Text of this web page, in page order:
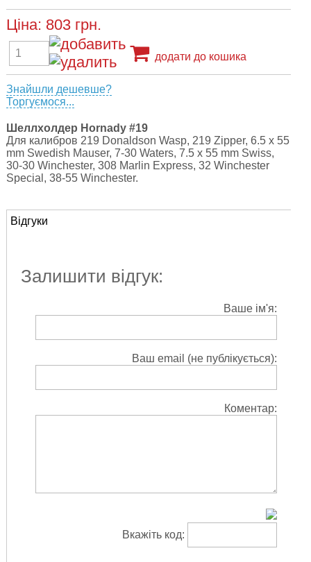
Ціна: 803 грн.
додати до кошика
Знайшли дешевше?
Торгуємося...
Шеллхолдер Hornady #19
Для калибров 219 Donaldson Wasp, 219 Zipper, 6.5 x 55
mm Swedish Mauser, 7-30 Waters, 7.5 x 55 mm Swiss,
30-30 Winchester, 308 Marlin Express, 32 Winchester
Special, 38-55 Winchester.
Відгуки
Залишити відгук:
Ваше ім'я:
Ваш email (не публікується):
Коментар:
Вкажіть код: